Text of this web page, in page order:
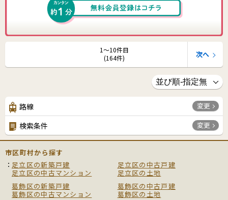
1〜10件目
(164件)
次へ
路線 変更
検索条件 変更
市区町村から探す
足立区の新築戸建
足立区の中古戸建
足立区の中古マンション
足立区の土地
葛飾区の新築戸建
葛飾区の中古戸建
葛飾区の中古マンション
葛飾区の土地